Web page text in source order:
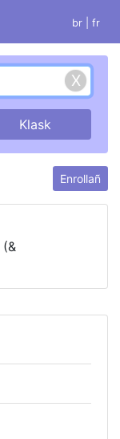
br | fr
Enrollañ
(&